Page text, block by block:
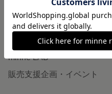
ヴィンテージ販売
ダウンロード販売
minne PLUS
minne LAB
販売支援企画・イベント